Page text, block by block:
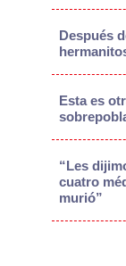
Después
Esta es
“Les
cuatro
murió”